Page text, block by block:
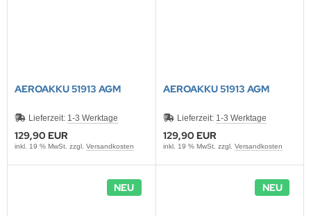
AEROAKKU 51913 AGM
Lieferzeit: 1-3 Werktage
129,90 EUR
inkl. 19 % MwSt. zzgl. Versandkosten
AEROAKKU 51913 AGM
Lieferzeit: 1-3 Werktage
129,90 EUR
inkl. 19 % MwSt. zzgl. Versandkosten
NEU NEU